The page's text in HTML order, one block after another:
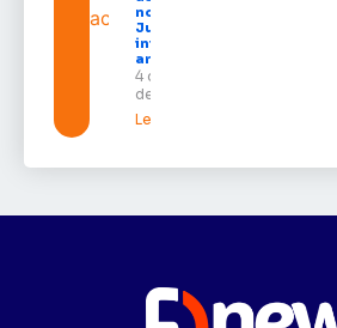
nome da
Justiça e
inteligência
artificial
4 de agosto
de 2026
Leia mais »